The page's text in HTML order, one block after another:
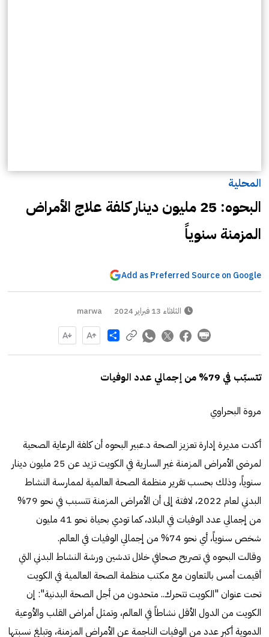
المحلية
البحوه: 25 مليون دينار كلفة علاج الأمراض
المزمنة سنوياً
Add as Preferred Source on Google
الثلاثاء 13 فبراير 2024 marwa
Share
تتسبّب في 79% من إجمالي عدد الوفيات
مروة البحراوي
أكدت مديرة إدارة تعزيز الصحة د.عبير البحوه أن كلفة الرعاية الصحية
لمرضى الأمراض المزمنة غير السارية في الكويت تزيد عن 25 مليون دينار
سنوياً، وذلك بحسب تقرير منظمة الصحة العالمية لممارسة النشاط
البدني لعام 2022، لافتة إلى أن الأمراض المزمنة تتسبب في نحو 79%
من إجمالي عدد الوفيات في البلاد، كما تودي بحياة نحو 41 مليون
شخص سنوياً، أي نحو 74% من إجمالي الوفيات في العالم.
وقالت البحوه في تصريح صحافي خلال تدشين ورشة النشاط البدني التي
أقيمت أمس بالتعاون مع مكتب منظمة الصحة العالمية في الكويت
تحت عنوان "الكويت تتحرك.. متحدون من أجل الصحة البدنية": إن
الكويت من الدول الأقل نشاطاً في العالم، وتمثل أمراض القلب والأوعية
الدموية أكبر عدد من الوفيات الناجمة عن الأمراض المزمنة، وتبلغ نسبتها